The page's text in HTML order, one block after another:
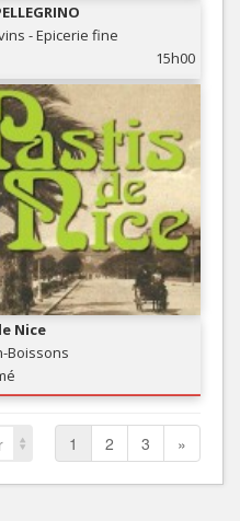
- Epicerie fine
15h00
Nice
Boissons
1 2 3 »